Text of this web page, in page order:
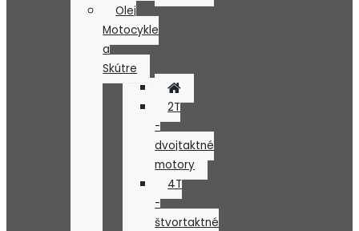
Olej
Motocykle
a
Skútre
2T
-
dvojtaktné
motory
4T
-
štvortaktné